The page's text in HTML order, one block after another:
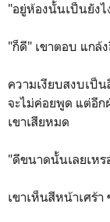
"อยู่ห้องนั้นเป็นยังไ
"ก็ดี" เขาตอบ แกล้
ความเงียบสงบเป็
จะไม่ค่อยพูด แต่อีก
เขาเสียหมด
"ดีขนาดนั้นเลยเหร
เขาเห็นสีหน้าเศร้